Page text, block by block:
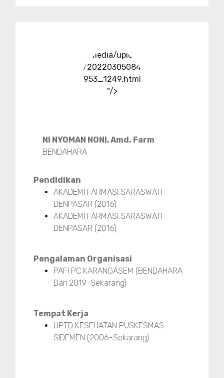
../media/upload
/20220305084
953_1249.html
"/>
NI NYOMAN NONI, Amd. Farm
BENDAHARA
Pendidikan
AKADEMI FARMASI SARASWATI
DENPASAR (2016)
AKADEMI FARMASI SARASWATI
DENPASAR (2016)
Pengalaman Organisasi
PAFI PC KARANGASEM (BENDAHARA
Dari 2019-Sekarang)
Tempat Kerja
UPTD KESEHATAN PUSKESMAS
SIDEMEN (2006-Sekarang)